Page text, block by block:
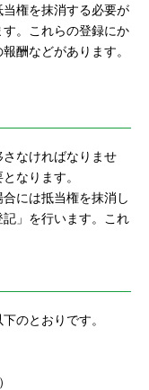
権を抹消する必要が
。これらの登録にか
酬などがあります。
なければなりませ
なります。
には抵当権を抹消し
」を行います。これ
のとおりです。